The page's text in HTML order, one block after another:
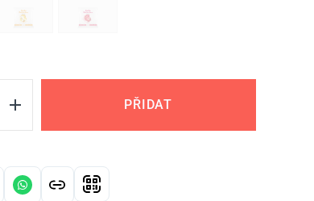
PŘIDAT